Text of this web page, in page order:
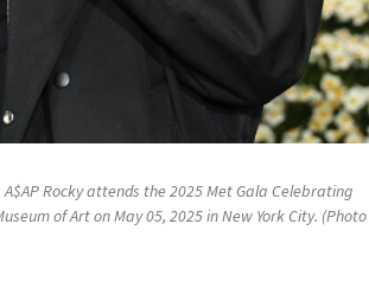
A$AP Rocky attends the 2025 Met Gala Celebrating
of Art on May 05, 2025 in New York City.